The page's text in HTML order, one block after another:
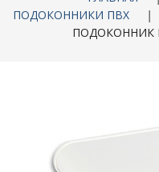
ПОДОКОННИКИ ПВХ
|
ПОДОКОННИК